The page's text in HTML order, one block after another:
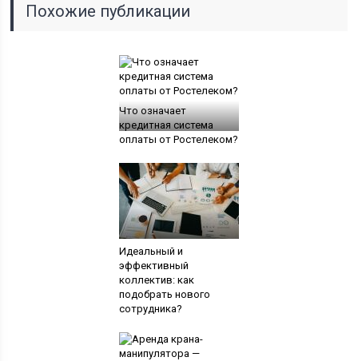
Похожие публикации
Что означает
кредитная система
оплаты от Ростелеком?
Идеальный и
эффективный
коллектив: как
подобрать нового
сотрудника?